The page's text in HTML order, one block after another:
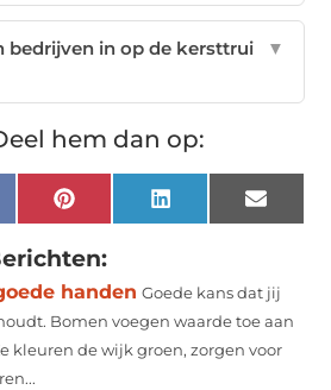
bedrijven in op de kersttrui
▼
hem dan op:
Pinterest LinkedIn Email
handen Goede kans dat jij
Bomen voegen waarde toe aan
kleuren de wijk groen, zorgen voor